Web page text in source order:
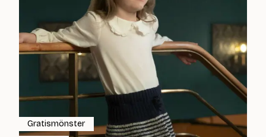
Gratismönster